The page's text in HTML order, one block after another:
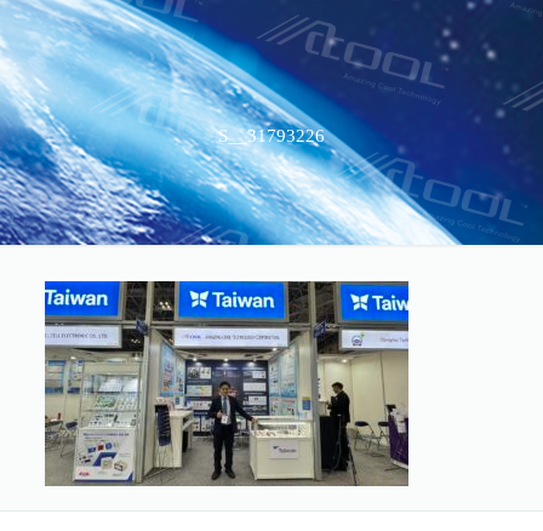
S__31793226